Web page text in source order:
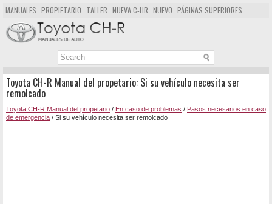
MANUALES PROPIETARIO TALLER NUEVA C-HR NUEVO PÁGINAS SUPERIORES
MAPA DEL SITIO
BUSCAR
Toyota CH-R Manual del propetario: Si su vehículo necesita ser
remolcado
Toyota CH-R Manual del propetario / En caso de problemas / Pasos necesarios en caso
de emergencia / Si su vehículo necesita ser remolcado